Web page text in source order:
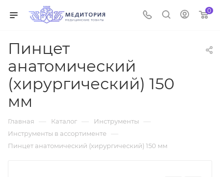
0
Пинцет
анатомический
(хирургический) 150
мм
Главная — Каталог — Инструменты —
Инструменты в ассортименте —
Пинцет анатомический (хирургический) 150 мм